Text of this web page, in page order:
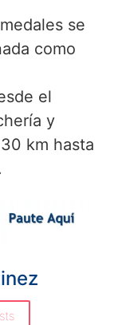
se
como
el
y
km hasta